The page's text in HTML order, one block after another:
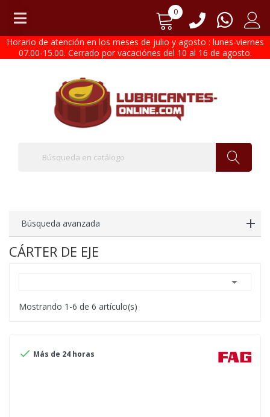
0
Horario de atención en los meses de julio y agosto : lunes-viernes
07.00-15.00. Cerrado por vacaciónes del 10 al 16 de agosto.
Búsqueda avanzada
CÁRTER DE EJE

Mostrando 1-6 de 6 artículo(s)
 Más de 24 horas